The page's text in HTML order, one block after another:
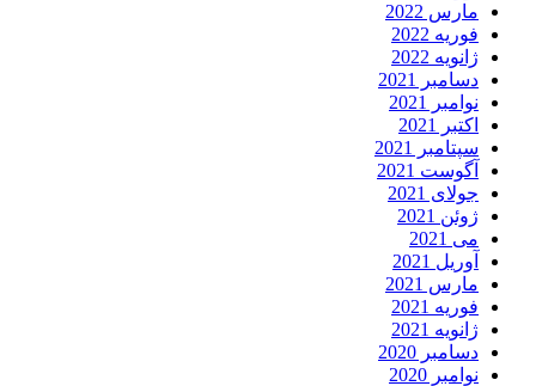
مارس 2022
فوریه 2022
ژانویه 2022
دسامبر 2021
نوامبر 2021
اکتبر 2021
سپتامبر 2021
آگوست 2021
جولای 2021
ژوئن 2021
می 2021
آوریل 2021
مارس 2021
فوریه 2021
ژانویه 2021
دسامبر 2020
نوامبر 2020